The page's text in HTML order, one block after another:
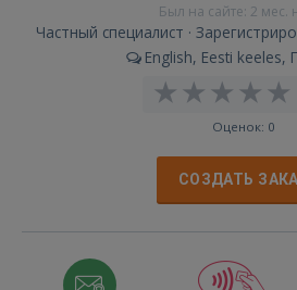
Был на сайте: 2 мес.
Частный специалист ·
English, Eesti keeles,
Оценок: 0
СОЗДАТЬ